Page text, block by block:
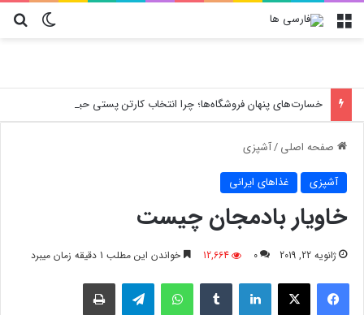
تغییر منو
خسارت‌های پنهان فروشگاه‌ها؛ چرا انتخاب کارتن پستی حیاتی است؟
صفحه اصلی/آشپزی
آشپزی غذاهای ایرانی
خاویار بادمجان چیست
ژانویه 22, 2019 0
12,664 خواندن این مطلب 1 دقیقه زمان میبرد
فیسبوک لینکدین واتس آپ